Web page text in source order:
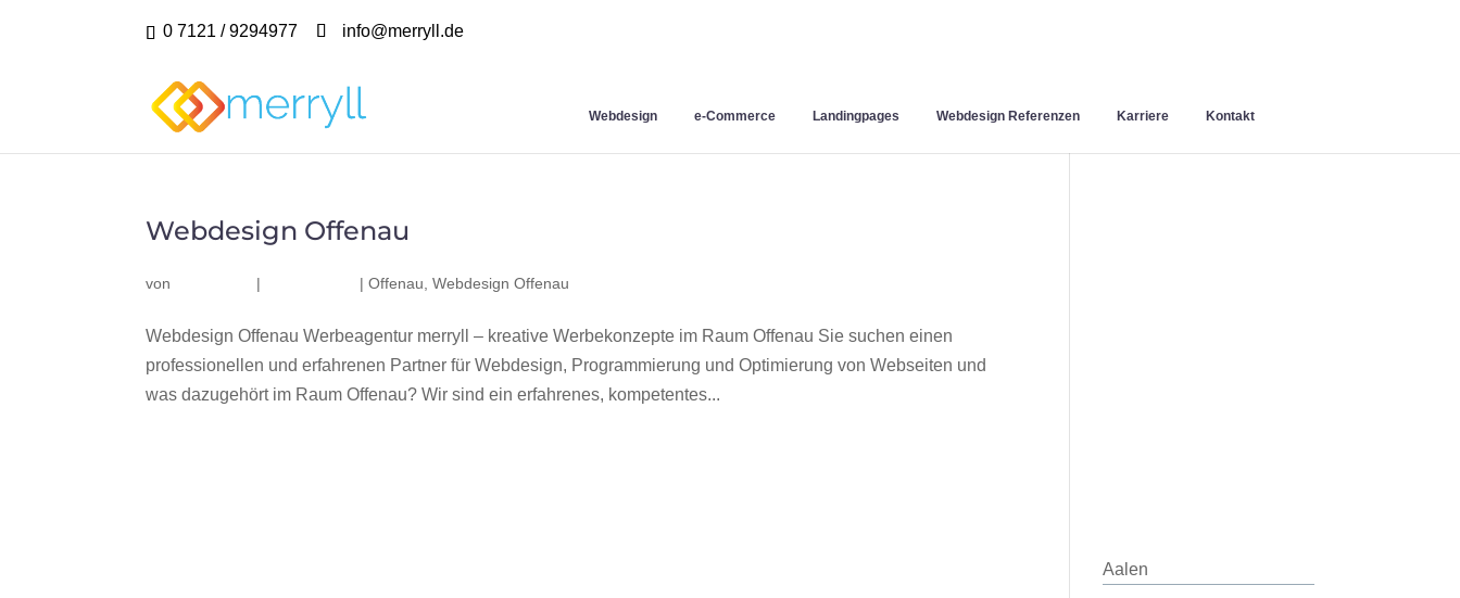
0 7121 / 9294977 info@merryll.de
Webdesign e-Commerce Landingpages Webdesign Referenzen Karriere Kontakt
Webdesign Offenau
von | |Offenau ,Webdesign Offenau
Webdesign Offenau Werbeagentur merryll – kreative Werbekonzepte im Raum Offenau Sie suchen einen
professionellen und erfahrenen Partner für Webdesign, Programmierung und Optimierung von Webseiten und
was dazugehört im Raum Offenau? Wir sind ein erfahrenes, kompetentes...
Aalen